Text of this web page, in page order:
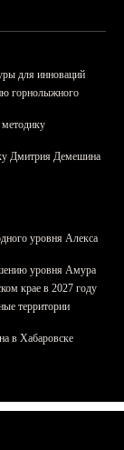
для инноваций
горнолыжного
Дмитрия Демешина
уровня Алекса
уровня Амура
крае в 2027 году
территории
в Хабаровске